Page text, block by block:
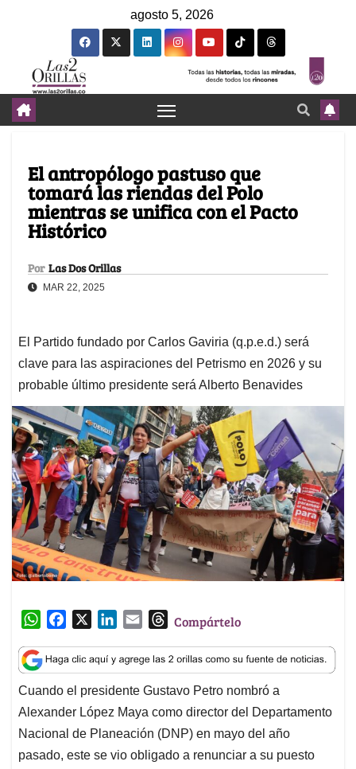
agosto 5, 2026
El antropólogo pastuso que
tomará las riendas del Polo
mientras se unifica con el Pacto
Histórico
Por Las Dos Orillas
MAR 22, 2025
El Partido fundado por Carlos Gaviria (q.p.e.d.) será
clave para las aspiraciones del Petrismo en 2026 y su
probable último presidente será Alberto Benavides
W
a
t
s
A
p
p
c
e
b
o
o
k
n
k
e
d
I
n
a
i
l
T
r
e
a
d
s
Compártelo
Cuando el presidente Gustavo Petro nombró a
Alexander López Maya como director del Departamento
Nacional de Planeación (DNP) en mayo del año
pasado, este se vio obligado a renunciar a su puesto